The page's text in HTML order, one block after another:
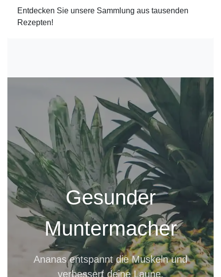
Entdecken Sie unsere Sammlung aus tausenden
Rezepten!
Gesunder
Muntermacher
Ananas entspannt die Muskeln und
verbessert deine Laune.